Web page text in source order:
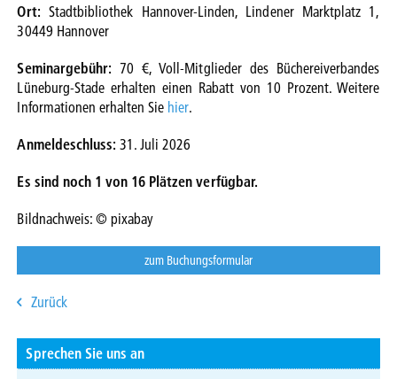
Ort: Stadtbibliothek Hannover-Linden, Lindener Marktplatz 1,
30449 Hannover
Seminargebühr: 70 €, Voll-Mitglieder des Büchereiverbandes
Lüneburg-Stade erhalten einen Rabatt von 10 Prozent. Weitere
Informationen erhalten Sie hier.
Anmeldeschluss:31. Juli 2026
Es sind noch 1 von 16 Plätzen verfügbar.
Bildnachweis: © pixabay
zum Buchungsformular
Zurück
Sprechen Sie uns an